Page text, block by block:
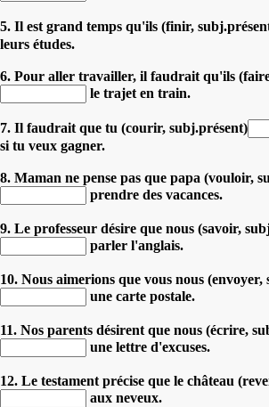
5. Il est grand temps qu'ils (finir,
leurs études.
6. Pour aller travailler, il faudrait qu'ils
le trajet en train.
7. Il faudrait que tu (courir, subj.présent)
si tu veux gagner.
8. Maman ne pense pas que papa (vouloir,
prendre des vacances.
9. Le professeur désire que nous (savoir,
parler l'anglais.
10. Nous aimerions que vous nous (envoyer,
une carte postale.
11. Nos parents désirent que nous (écrire,
une lettre d'excuses.
12. Le testament précise que le château
aux neveux.